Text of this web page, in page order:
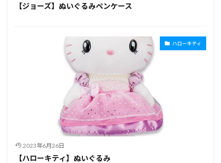
【ジョーズ】ぬいぐるみペンケース
ハローキティ
2023年6月26日
【ハローキティ】ぬいぐるみ